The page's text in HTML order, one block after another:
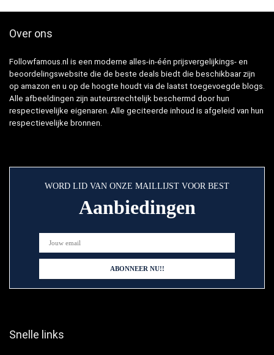
Over ons
Followfamous.nl is een moderne alles-in-één prijsvergelijkings- en
beoordelingswebsite die de beste deals biedt die beschikbaar zijn
op amazon en u op de hoogte houdt via de laatst toegevoegde blogs.
Alle afbeeldingen zijn auteursrechtelijk beschermd door hun
respectievelijke eigenaren. Alle geciteerde inhoud is afgeleid van hun
respectievelijke bronnen.
WORD LID VAN ONZE MAILLIJST VOOR BEST
Aanbiedingen
Snelle links